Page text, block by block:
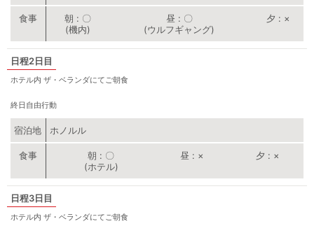
朝
〇
(機内)
昼
〇
(ウルフギャング)
夕 ×
2日目
ホテル内 ザ・ベランダにてご朝食
終日自由行動
宿泊地 ホノルル
朝
〇
(ホテル)
昼 × 夕 ×
3日目
ホテル内 ザ・ベランダにてご朝食